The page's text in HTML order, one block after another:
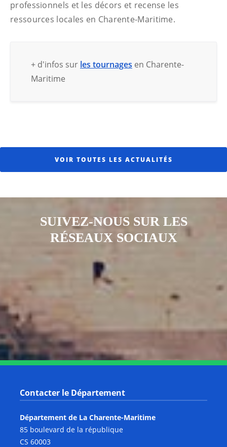
professionnels et les décors et recense les
ressources locales en Charente-Maritime.
+ d'infos sur les tournages en Charente-
Maritime
VOIR TOUTES LES ACTUALITÉS
SUIVEZ-NOUS SUR LES
RÉSEAUX SOCIAUX
Notre page Instagram
Notre page Facebook
Notre page X
Notre page Youtube
Contacter le Département
Département de La Charente-Maritime
85 boulevard de la république
CS 60003